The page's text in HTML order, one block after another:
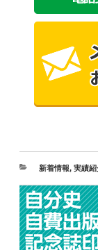
新着情報, 実績紹